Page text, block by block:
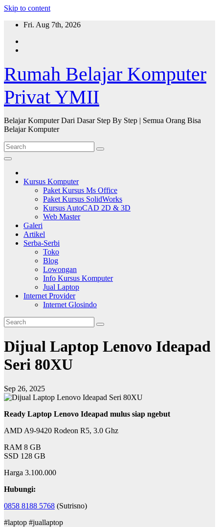
Skip to content
Fri. Aug 7th, 2026
Rumah Belajar Komputer
Privat YMII
Belajar Komputer Dari Dasar Step By Step | Semua Orang Bisa
Belajar Komputer
Kursus Komputer
Paket Kursus Ms Office
Paket Kursus SolidWorks
Kursus AutoCAD 2D & 3D
Web Master
Galeri
Artikel
Serba-Serbi
Toko
Blog
Lowongan
Info Kursus Komputer
Jual Laptop
Internet Provider
Internet Glosindo
Dijual Laptop Lenovo Ideapad
Seri 80XU
Sep 26, 2025
Ready Laptop Lenovo Ideapad mulus siap ngebut
AMD A9-9420 Rodeon R5, 3.0 Ghz
RAM 8 GB
SSD 128 GB
Harga 3.100.000
Hubungi:
0858 8188 5768 (Sutrisno)
#laptop #juallaptop